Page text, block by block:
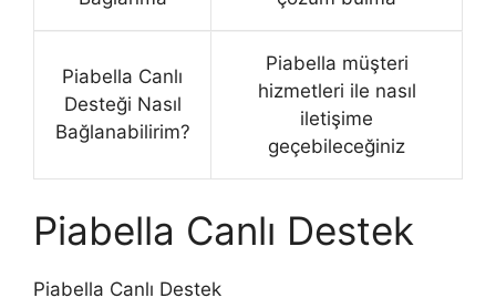
Piabella Canlı
Desteği Nasıl
Bağlanabilirim?
Piabella müşteri
hizmetleri ile nasıl
iletişime
geçebileceğiniz
Piabella Canlı Destek
Piabella Canlı Destek